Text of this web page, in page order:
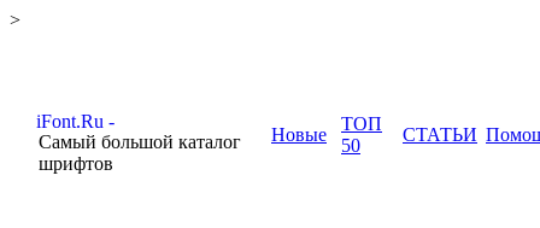
>
Самый большой каталог
шрифтов
Новые
ТОП
50
СТАТЬИ